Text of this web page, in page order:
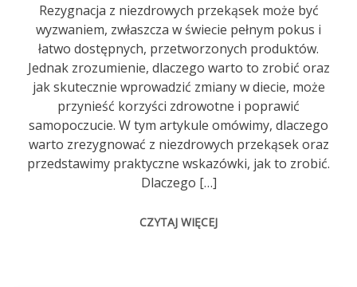
Rezygnacja z niezdrowych przekąsek może być
wyzwaniem, zwłaszcza w świecie pełnym pokus i
łatwo dostępnych, przetworzonych produktów.
Jednak zrozumienie, dlaczego warto to zrobić oraz
jak skutecznie wprowadzić zmiany w diecie, może
przynieść korzyści zdrowotne i poprawić
samopoczucie. W tym artykule omówimy, dlaczego
warto zrezygnować z niezdrowych przekąsek oraz
przedstawimy praktyczne wskazówki, jak to zrobić.
Dlaczego […]
CZYTAJ WIĘCEJ